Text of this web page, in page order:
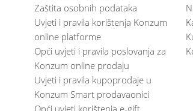
Zaštita osobnih podataka
Uvjeti i pravila korištenja Konzum
online platforme
Opći uvjeti i pravila poslovanja za
Konzum online prodaju
Uvjeti i pravila kupoprodaje u
Konzum Smart prodavaonici
Opći uvjeti korištenja e-gift